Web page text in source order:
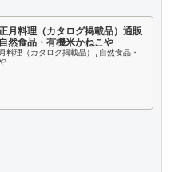
月料理（カタログ掲載品）通販
然食品・有機米かねこや
料理（カタログ掲載品）,自然食品・